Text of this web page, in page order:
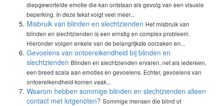
diepgewortelde emotie die kan ontstaan als gevolg van een visuele
beperking. In deze tekst volgt veel meer...
Misbruik van blinden en slechtzienden Het misbruik van
blinden en slechtzienden is een ernstig en complex probleem.
Hieronder volgen enkele van de belangrijkste oorzaken en...
Gevoelens van ontoereikendheid bij blinden en
slechtzienden Blinden en slechtzienden ervaren, net als iedereen,
een breed scala aan emoties en gevoelens. Echter, gevoelens van
ontoereikendheid komen vaak...
Waarom hebben sommige blinden en slechtzienden alleen
contact met lotgenoten? Sommige mensen die blind of